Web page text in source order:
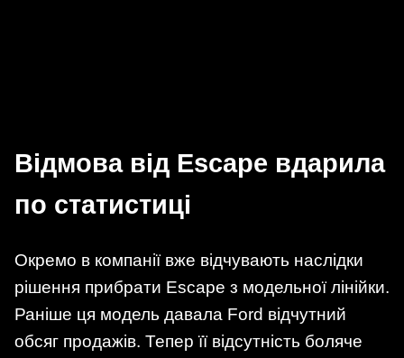
Відмова від Escape вдарила
по статистиці
Окремо в компанії вже відчувають наслідки
рішення прибрати Escape з модельної лінійки.
Раніше ця модель давала Ford відчутний
обсяг продажів. Тепер її відсутність боляче